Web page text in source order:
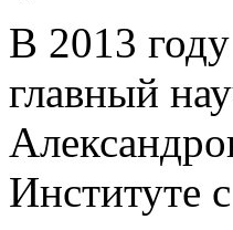
В 2013
главный
Институте